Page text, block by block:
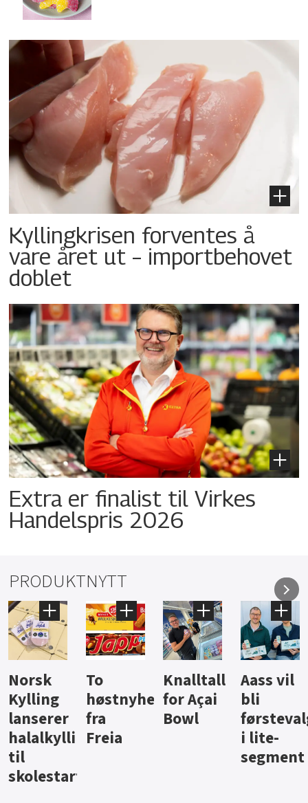
Kyllingkrisen forventes å
vare året ut – importbehovet
doblet
Extra er finalist til Virkes
Handelspris 2026
PRODUKTNYTT
Knalltall
for Açai
Bowl
Aass vil
bli
førstevalg
i lite-
Brus og
jus fra
Berentsen
Hard
iste fra
Hansa